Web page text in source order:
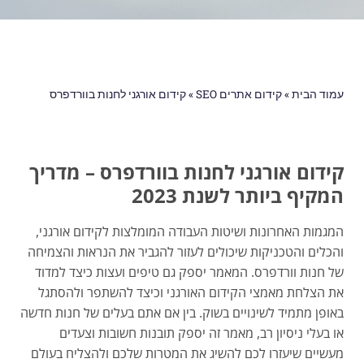
עמוד הבית»קידום אתרים SEO »קידום אורגני לחנות בוורדפרס
קידום אורגני לחנות בוורדפרס – מדריך
המקיף ביותר לשנת 2023
המגמות האחרונות ושיטות העבודה המומלצות לקידום אורגני,
והכלים והטכניקות שיכולים לעזור להגביר את הנראות והצמיחה
של חנות וורדפרס. המאמר יספק גם טיפים ועצות כיצד למדוד
את הצלחת מאמצי הקידום האורגני וכיצד להשתפר ולהסתגל
באופן מתמיד לשינויים בשוק. בין אם אתם בעלים של חנות חדשה
או בעלי ניסיון רב, מאמר זה יספק תובנות חשובות וצעדים
מעשיים שיעזרו לכם להשיג את המטרות שלכם ולהצליח בעולם